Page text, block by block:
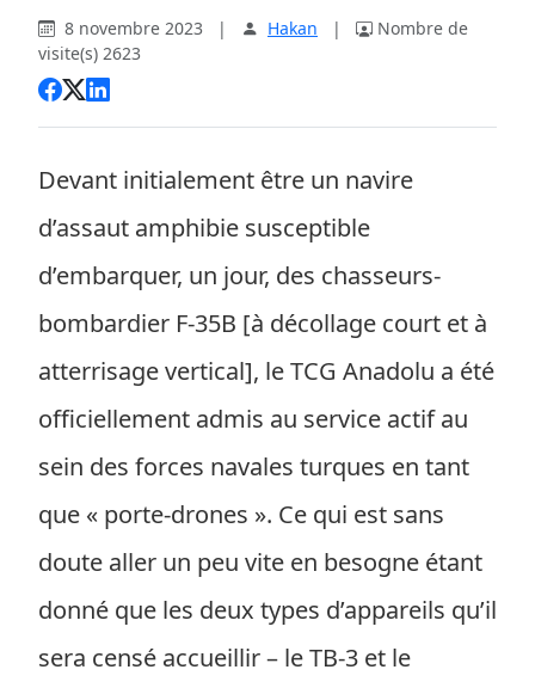
8 novembre 2023 | Hakan |
Nombre de
visite(s) 2623
Devant initialement être un navire
d’assaut amphibie susceptible
d’embarquer, un jour, des chasseurs-
bombardier F-35B [à décollage court et à
atterrisage vertical], le TCG Anadolu a été
officiellement admis au service actif au
sein des forces navales turques en tant
que « porte-drones ». Ce qui est sans
doute aller un peu vite en besogne étant
donné que les deux types d’appareils qu’il
sera censé accueillir – le TB-3 et le